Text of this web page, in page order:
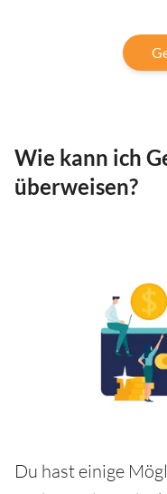
Wie kann ich
überweisen?
Du hast einige